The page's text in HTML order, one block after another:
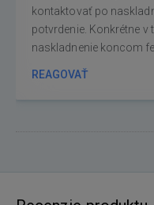
kontaktovať po
potvrdenie. Konkrétne
naskladnenie koncom
REAGOVAŤ